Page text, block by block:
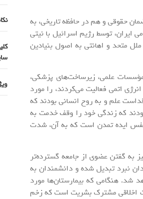
حقوقی و هم در حافظه تاریخی، به
ایران، توسط رژیم اسرائیل با نیتی
متحد و اهانتی به اصول بنیادین
مؤسسات علمی، زیرساخت‌های پزشکی،
اتمی فعالیت می‌کردند، را مورد
علم و به روح انسانی بودند که
که زندگی خود را وقف خدمت به
نفس ایده تمدن است که به آن، شدت
به گفتن عضوی از جامعه گسترده‌تر
نبرد تبدیل شده و دانشمندان به
شد. هنگامی که بیمارستان‌ها مورد
اخلاقی مشترک بشریت است که زخم